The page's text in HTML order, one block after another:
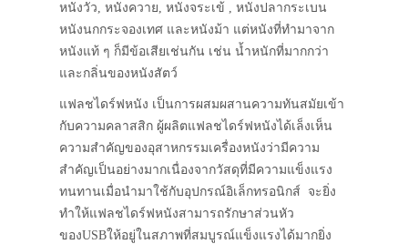
หนังวัว, หนังควาย, หนังจระเข้ , หนังปลากระเบน
หนังนกกระจองเทศ และหนังม้า แต่หนังที่ทำมาจาก
หนังแท้ ๆ ก็มีข้อเสียเช่นกัน เช่น น้ำหนักที่มากกว่า
และกลิ่นของหนังสัตว์
แฟลชไดร์ฟหนัง เป็นการผสมผสานความทันสมัยเข้า
กับความคลาสสิก ผู้ผลิตแฟลชไดร์ฟหนังได้เล็งเห็น
ความสำคัญของอุสาหกรรมเครื่องหนังว่ามีความ
สำคัญเป็นอย่างมากเนื่องจากวัสดุที่มีความแข็งแรง
ทนทานเมื่อนำมาใช้กับอุปกรณ์อิเล็กทรอนิกส์ จะยิ่ง
ทำให้แฟลชไดร์ฟหนังสามารถรักษาส่วนหัว
ของUSBให้อยู่ในสภาพที่สมบูรณ์แข็งแรงได้มากยิ่ง